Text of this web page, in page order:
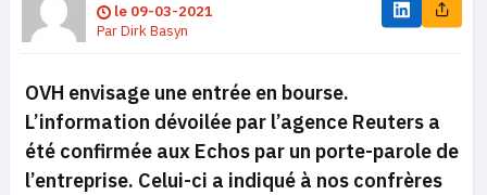
le 09-03-2021
ParDirk Basyn
OVH envisage une entrée en bourse.
L’information dévoilée par l’agence Reuters a
été confirmée aux Echos par un porte-parole de
l’entreprise. Celui-ci a indiqué à nos confrères